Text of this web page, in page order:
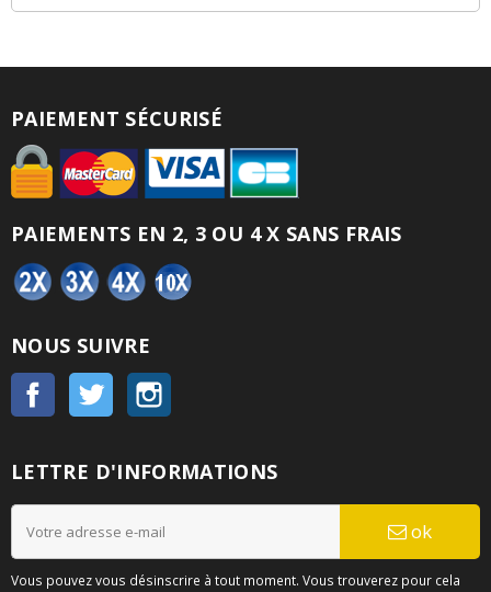
PAIEMENT SÉCURISÉ
PAIEMENTS EN 2, 3 OU 4 X SANS FRAIS
NOUS SUIVRE
Facebook Twitter
LETTRE D'INFORMATIONS
ok
Vous pouvez vous désinscrire à tout moment. Vous trouverez pour cela